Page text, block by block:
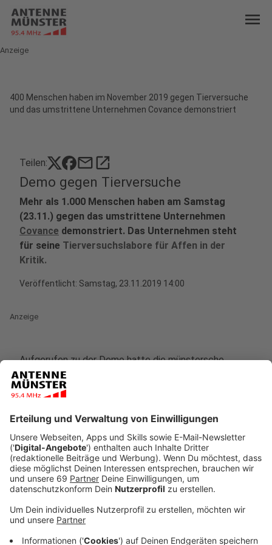
menu
Anzeige
400 Menschen haben im November 2019 gegen Tierversuche
und das umstrittene Unternehmen Covance demonstriert
Teilen: mailopen_in_new
Demo gegen Tierversuche
Mehr als 1.000 Menschen haben am Samstag
(23.11.) gegen das umstrittene Unternehmen
Covance demonstriert. Das Unternehmen steht
für seine Tierversuchslabore für Affen in der
Kritik.
Veröffentlicht: Samstag, 23.11.2019 14:00
Anzeige
Aufgerufen zu der Demo hatte die münstersche
Gruppe des Vereins "Ärzte gegen Tierversuche". Nach
der Auftaktkundgebung um 12 Uhr auf dem
durch die Innenstadt und zum Ludgerikreisel. Nach
Angeben der Polizei nahmen zwischen 1.000 und 1.500
Menschen an der Demo teil.
Anzeige
Das US-amerikanische Unternehmen Covance betreibt